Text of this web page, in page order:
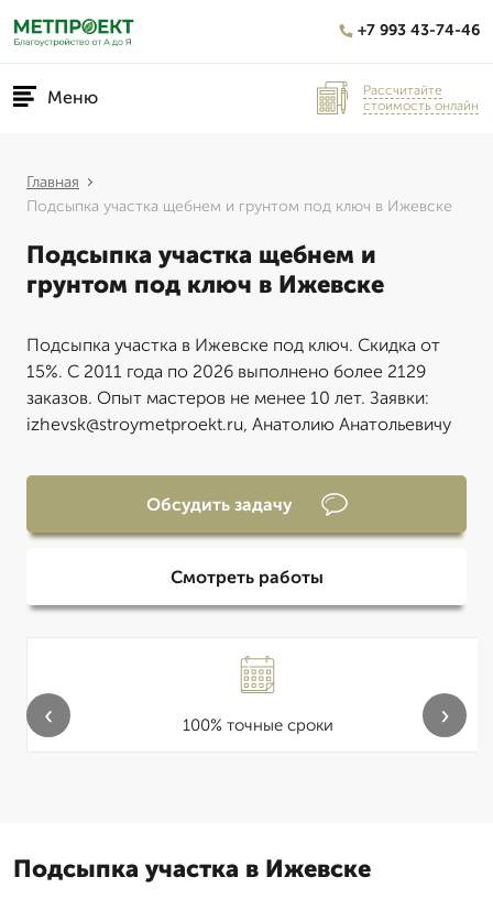
+7 993 43-74-46
Меню
Рассчитайте
стоимость онлайн
Главная
Подсыпка участка щебнем и грунтом под ключ в Ижевске
Подсыпка участка щебнем и
грунтом под ключ в Ижевске
Подсыпка участка в Ижевске под ключ. Скидка от
15%. С 2011 года по 2026 выполнено более 2129
заказов. Опыт мастеров не менее 10 лет. Заявки:
izhevsk@stroymetproekt.ru, Анатолию Анатольевичу
Обсудить задачу
Смотреть работы
100% точные сроки
‹ ›
Подсыпка участка в Ижевске